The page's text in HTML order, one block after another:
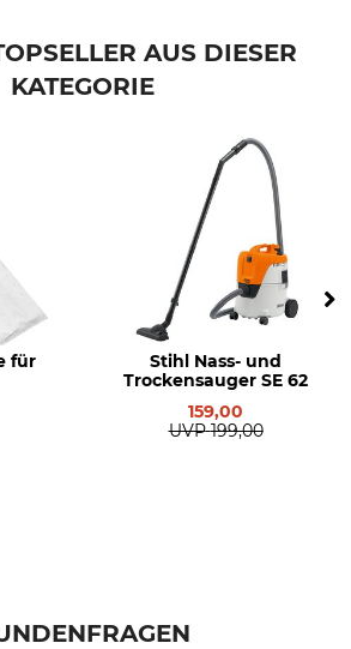
Herstellung
AUS DIESER
KATEGORIE
für
Stihl Nass- und
Trockensauger SE 62
159,00
UVP 199,00